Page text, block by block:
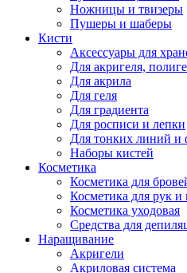
Ножницы и твизеры
Пушеры и шаберы
Кисти
Аксессуары для
Для акригеля,
Для акрила
Для геля
Для градиента
Для росписи и лепки
Для тонких линий и
Наборы кистей
Косметика
Косметика для
Косметика для рук и
Косметика уходовая
Средства для
Наращивание
Акригели
Акриловая система